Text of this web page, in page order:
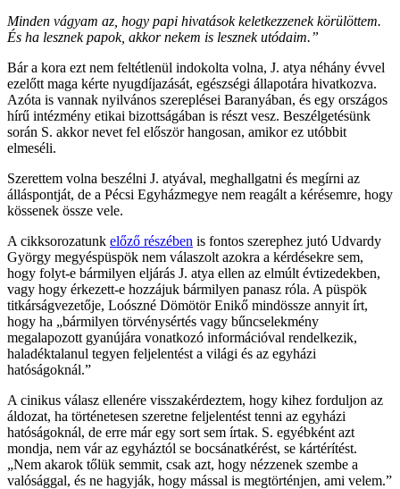
Minden vágyam az, hogy papi hivatások keletkezzenek körülöttem.
És ha lesznek papok, akkor nekem is lesznek utódaim.”
Bár a kora ezt nem feltétlenül indokolta volna, J. atya néhány évvel
ezelőtt maga kérte nyugdíjazását, egészségi állapotára hivatkozva.
Azóta is vannak nyilvános szereplései Baranyában, és egy országos
hírű intézmény etikai bizottságában is részt vesz. Beszélgetésünk
során S. akkor nevet fel először hangosan, amikor ez utóbbit
elmeséli.
Szerettem volna beszélni J. atyával, meghallgatni és megírni az
álláspontját, de a Pécsi Egyházmegye nem reagált a kérésemre, hogy
kössenek össze vele.
A cikksorozatunk előző részében is fontos szerephez jutó Udvardy
György megyéspüspök nem válaszolt azokra a kérdésekre sem,
hogy folyt-e bármilyen eljárás J. atya ellen az elmúlt évtizedekben,
vagy hogy érkezett-e hozzájuk bármilyen panasz róla. A püspök
titkárságvezetője, Loószné Dömötör Enikő mindössze annyit írt,
hogy ha „bármilyen törvénysértés vagy bűncselekmény
megalapozott gyanújára vonatkozó információval rendelkezik,
haladéktalanul tegyen feljelentést a világi és az egyházi
hatóságoknál.”
A cinikus válasz ellenére visszakérdeztem, hogy kihez forduljon az
áldozat, ha történetesen szeretne feljelentést tenni az egyházi
hatóságoknál, de erre már egy sort sem írtak. S. egyébként azt
mondja, nem vár az egyháztól se bocsánatkérést, se kártérítést.
„Nem akarok tőlük semmit, csak azt, hogy nézzenek szembe a
valósággal, és ne hagyják, hogy mással is megtörténjen, ami velem.”